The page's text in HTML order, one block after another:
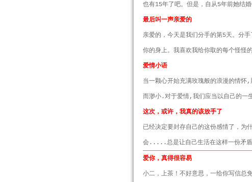
也有15年了吧。但是，自从5年前她结
最后叫一声亲爱的
亲爱的，今天是我们分手的第5天。分
你的身上。我喜欢我给你取的每个怪怪
爱情小语
当一颗心开始充满玫瑰般的浪漫的情
而渺小.对于爱情,我们应当以自己的
这次，或许，我真的该放手了
已经决定要封存自己的这份感情了，为
会.....总是让自己生活在这样一份矛
爱你，真得很容易
小二，上茶！不好意思，一给你写信总